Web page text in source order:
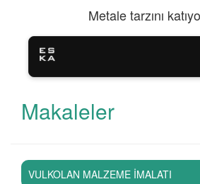
Metale tarzını
Makaleler
VULKOLAN MALZEME İMALATI